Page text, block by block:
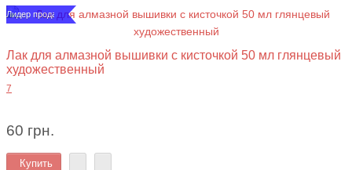
Лидер продаж
Лак для алмазной вышивки с кисточкой 50 мл глянцевый
художественный
7
60 грн.
Купить